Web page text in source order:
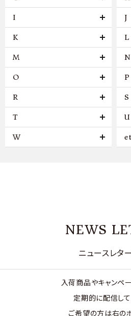
I J
K L
M N
O P
R S
T U
W
NEWS
ニュースレタ
入荷商品やキャンペ
定期的に配信して
ご希望の方は右の